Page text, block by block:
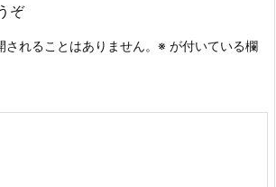
ぞ
れることはありません。 ※ が付いている欄